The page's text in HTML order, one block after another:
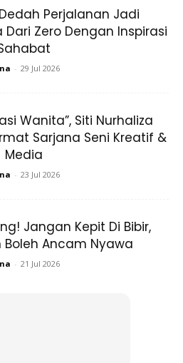
rasa malu apabila ingin
tentang masalah kesihatan
Perjalanan Jadi
Zero Dengan Inspirasi
- 29 Jul 2026
Wanita”, Siti Nurhaliza
Sarjana Seni Kreatif &
Media
- 23 Jul 2026
Jangan Kepit Di Bibir,
Boleh Ancam Nyawa
- 21 Jul 2026